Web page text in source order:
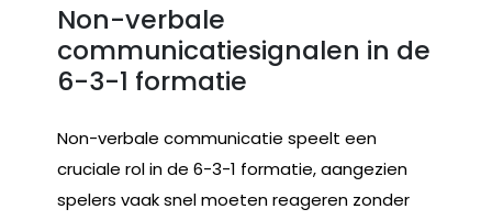
Non-verbale
communicatiesignalen in de
6-3-1 formatie
Non-verbale communicatie speelt een
cruciale rol in de 6-3-1 formatie, aangezien
spelers vaak snel moeten reageren zonder